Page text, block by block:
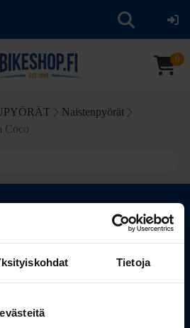
Tietoja
0
Naistenpyörät
Coco
Kauppa